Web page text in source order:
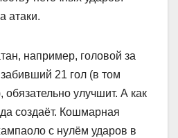
атаки.
например, головой за
21 гол (в том
улучшит. А как
создаёт. Кошмарная
с нулём ударов в